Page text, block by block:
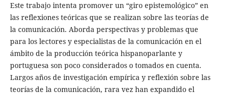
Este trabajo intenta promover un “giro epistemológico” en
las reflexiones teóricas que se realizan sobre las teorías de
la comunicación. Aborda perspectivas y problemas que
para los lectores y especialistas de la comunicación en el
ámbito de la producción teórica hispanoparlante y
portuguesa son poco considerados o tomados en cuenta.
Largos años de investigación empírica y reflexión sobre las
teorías de la comunicación, rara vez han expandido el